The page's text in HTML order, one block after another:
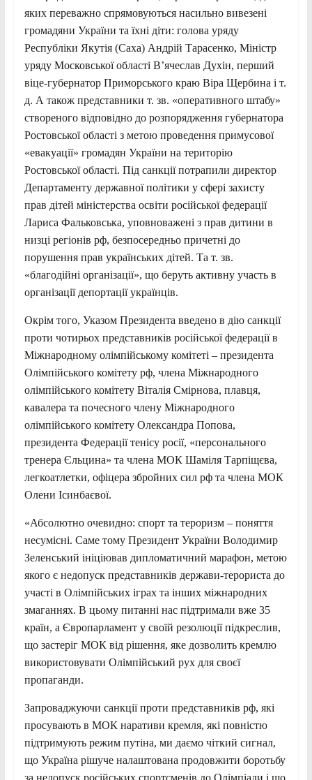
яких переважно спрямовуються насильно вивезені
громадяни України та їхні діти: голова уряду
Республіки Якутія (Саха) Андрій Тарасенко, Міністр
уряду Московської області В’ячеслав Духін, перший
віце-губернатор Приморського краю Віра Щербина і т.
д. А також представники т. зв. «оперативного штабу»
створеного відповідно до розпорядження губернатора
Ростовської області з метою проведення примусової
«евакуації» громадян України на територію
Ростовської області. Під санкції потрапили директор
Департаменту державної політики у сфері захисту
прав дітей міністерства освіти російської федерації
Лариса Фальковська, уповноважені з прав дитини в
низці регіонів рф, безпосередньо причетні до
порушення прав українських дітей. Та т. зв.
«благодійні організації», що беруть активну участь в
організації депортації українців.
Окрім того, Указом Президента введено в дію санкції
проти чотирьох представників російської федерації в
Міжнародному олімпійському комітеті – президента
Олімпійського комітету рф, члена Міжнародного
олімпійського комітету Віталія Смірнова, плавця,
кавалера та почесного члену Міжнародного
олімпійського комітету Олександра Попова,
президента Федерації тенісу росії, «персонального
тренера Єльцина» та члена МОК Шаміля Тарпіщєва,
легкоатлетки, офіцера збройних сил рф та члена МОК
Олени Ісинбаєвої.
«Абсолютно очевидно: спорт та тероризм – поняття
несумісні. Саме тому Президент України Володимир
Зеленський ініціював дипломатичний марафон, метою
якого є недопуск представників держави-терориста до
участі в Олімпійських іграх та інших міжнародних
змаганнях. В цьому питанні нас підтримали вже 35
країн, а Європарламент у своїй резолюції підкреслив,
що застеріг МОК від рішення, яке дозволить кремлю
використовувати Олімпійський рух для своєї
пропаганди.
Запроваджуючи санкції проти представників рф, які
просувають в МОК наративи кремля, які повністю
підтримують режим путіна, ми даємо чіткий сигнал,
що Україна рішуче налаштована продовжити боротьбу
за недопуск російських спортсменів до Олімпіади і що